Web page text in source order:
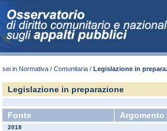
sei in Normativa / Comunitaria / Legislazione in
Legislazione in preparazione
Fonte Argomento
2018